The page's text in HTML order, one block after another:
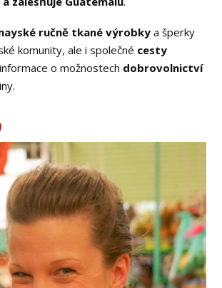
ručně tkané výrobky a šperky
komunity, ale i společné cesty
o možnostech dobrovolnictví